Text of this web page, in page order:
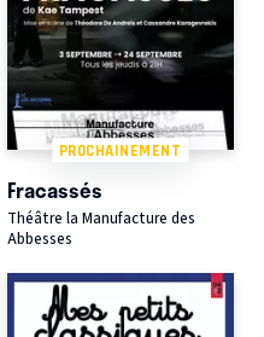
PROCHAINEMENT
Fracassés
Théâtre la Manufacture des
Abbesses